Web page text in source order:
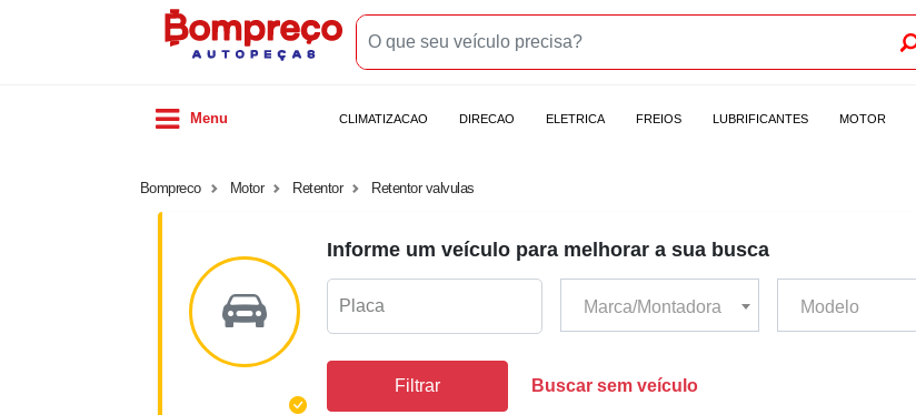
Menu CLIMATIZACAO DIRECAO ELETRICA FREIOS LUBRIFICANTES MOTOR
Bompreco Motor Retentor Retentor valvulas
Informe um veículo para melhorar a sua busca
Marca/Montadora Modelo
Filtrar Buscar sem veículo